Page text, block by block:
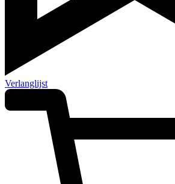
Verlanglijst